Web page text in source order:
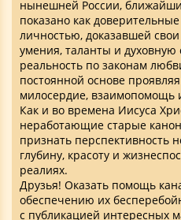
нынешней России,
показано как
личностью, доказавшей
умения, таланты и
реальность по законам
постоянной основе
милосердие, взаимопомощь
Как и во времена Иисуса
неработающие старые
признать перспективность
глубину, красоту и
реалиях.
Друзья! Оказать помощь
обеспечению их
с публикацией интересных